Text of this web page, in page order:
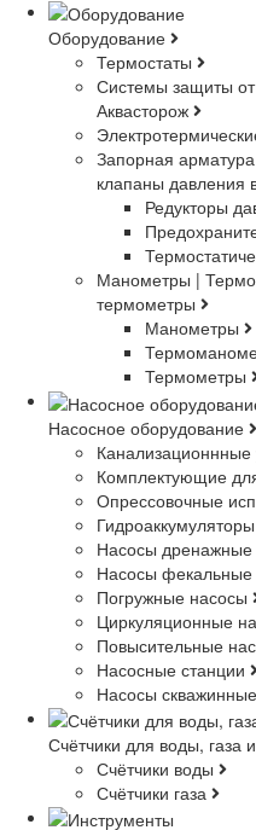
Оборудование
Термостаты
Системы защиты
Аквасторож
Запорная
клапаны давления
Редукторы
Манометры |
термометры
Манометры
Термометры
Насосное оборудование
Канализационнные
Комплектующие
Опрессовочные
Гидроаккумуляторы
Насосы дренажные
Насосы фекальные
Погружные насосы
Циркуляционные
Повысительные
Насосные станции
Насосы скважинные
Счётчики для воды, газа
Счётчики воды
Счётчики газа